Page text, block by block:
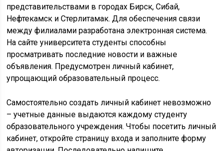
представительствами в городах Бирск, Сибай,
Нефтекамск и Стерлитамак. Для обеспечения связи
между филиалами разработана электронная система.
На сайте университета студенты способны
просматривать последние новости и важные
объявления. Предусмотрен личный кабинет,
упрощающий образовательный процесс.
Самостоятельно создать личный кабинет невозможно
– учетные данные выдаются каждому студенту
образовательного учреждения. Чтобы посетить личный
кабинет, откройте страницу входа и заполните форму